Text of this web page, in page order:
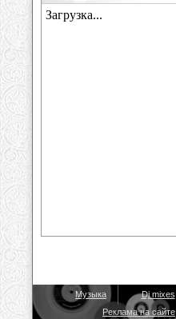
Музыка Dj mixes
Реклама на сайте